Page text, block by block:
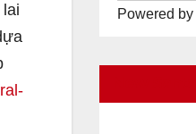
Powered by